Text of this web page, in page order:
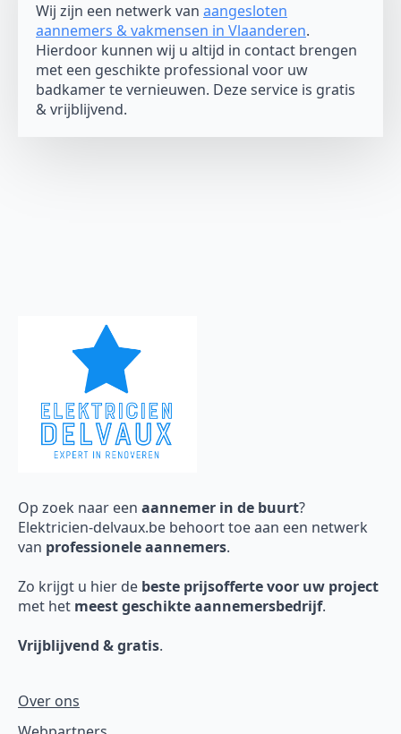
Wij zijn een netwerk van aangesloten
aannemers & vakmensen in Vlaanderen.
Hierdoor kunnen wij u altijd in contact brengen
met een geschikte professional voor uw
badkamer te vernieuwen. Deze service is gratis
& vrijblijvend.
Op zoek naar een aannemer in de buurt?
Elektricien-delvaux.be behoort toe aan een netwerk
van professionele aannemers.
Zo krijgt u hier de beste prijsofferte voor uw project
met het meest geschikte aannemersbedrijf.
Vrijblijvend & gratis.
Over ons